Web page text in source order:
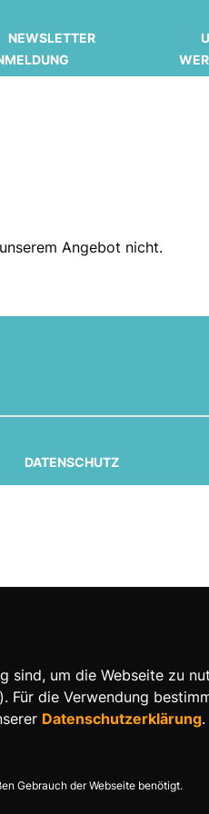
NEWSLETTER
Angebot nicht.
DATENSCHUTZ
sind, um die Webseite zu
Für die Verwendung
Datenschutzerklärung.
Gebrauch der Webseite benötigt.